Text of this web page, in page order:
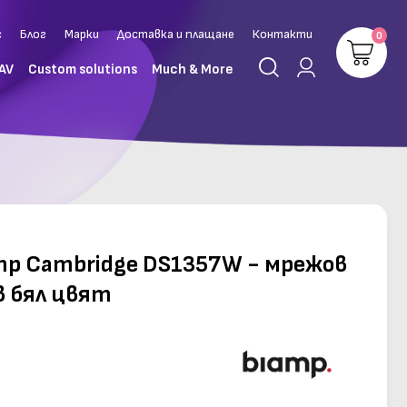
Блог Марки Доставка и плащане Контакти
Custom solutions Much & More
0
Cambridge DS1357W - мрежов
бял цвят